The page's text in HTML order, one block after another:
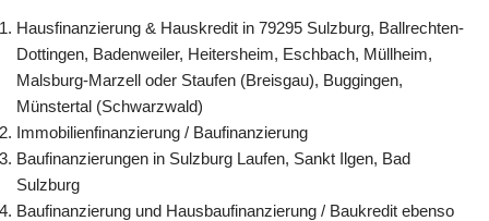
Hausfinanzierung & Hauskredit in 79295 Sulzburg, Ballrechten-
Dottingen, Badenweiler, Heitersheim, Eschbach, Müllheim,
Malsburg-Marzell oder Staufen (Breisgau), Buggingen,
Münstertal (Schwarzwald)
Immobilienfinanzierung / Baufinanzierung
Baufinanzierungen in Sulzburg Laufen, Sankt Ilgen, Bad
Sulzburg
Baufinanzierung und Hausbaufinanzierung / Baukredit ebenso